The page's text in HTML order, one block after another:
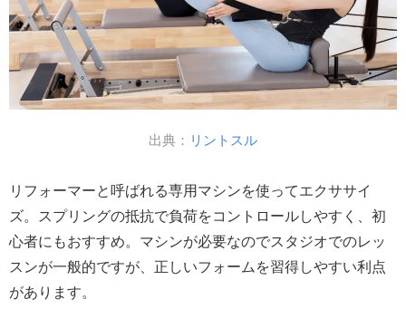
出典： リントスル
リフォーマーと呼ばれる専用マシンを使ってエクササイ
ズ。スプリングの抵抗で負荷をコントロールしやすく、初
心者にもおすすめ。マシンが必要なのでスタジオでのレッ
スンが一般的ですが、正しいフォームを習得しやすい利点
があります。